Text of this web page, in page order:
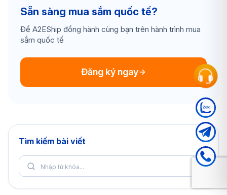
Sẵn sàng mua sắm quốc tế?
Để A2EShip đồng hành cùng bạn trên hành trình mua
sắm quốc tế
Đăng ký ngay
Tìm kiếm bài viết